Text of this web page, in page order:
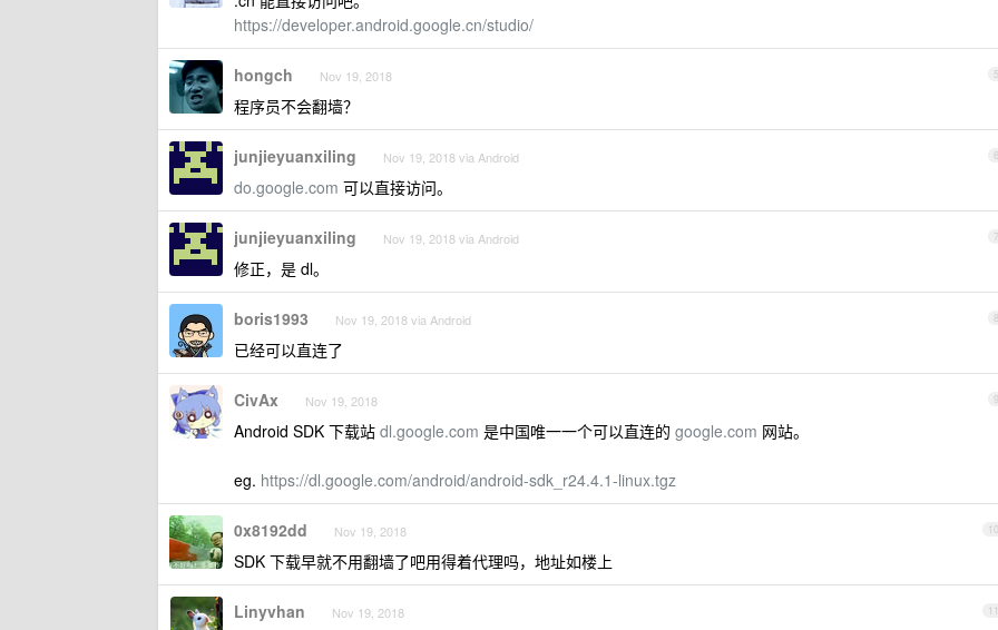
https://developer.android.google.cn/studio/
5
hongch Nov 19, 2018
程序员不会翻墙？
6
junjieyuanxiling Nov 19, 2018 via Android
do.google.com 可以直接访问。
7
junjieyuanxiling Nov 19, 2018 via Android
修正，是 dl。
8
boris1993 Nov 19, 2018 via Android
已经可以直连了
9
CivAx Nov 19, 2018
Android SDK 下载站 dl.google.com 是中国唯一一个可以直连的 google.com 网站。
eg. https://dl.google.com/android/android-sdk_r24.4.1-linux.tgz
10
0x8192dd Nov 19, 2018
SDK 下载早就不用翻墙了吧用得着代理吗，地址如楼上
11
Linyvhan Nov 19, 2018